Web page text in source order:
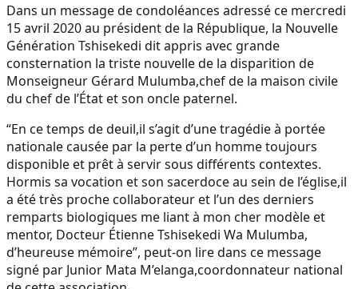
Dans un message de condoléances adressé ce mercredi
15 avril 2020 au président de la République, la Nouvelle
Génération Tshisekedi dit appris avec grande
consternation la triste nouvelle de la disparition de
Monseigneur Gérard Mulumba,chef de la maison civile
du chef de l’État et son oncle paternel.
“En ce temps de deuil,il s’agit d’une tragédie à portée
nationale causée par la perte d’un homme toujours
disponible et prêt à servir sous différents contextes.
Hormis sa vocation et son sacerdoce au sein de l’église,il
a été très proche collaborateur et l’un des derniers
remparts biologiques me liant à mon cher modèle et
mentor, Docteur Étienne Tshisekedi Wa Mulumba,
d’heureuse mémoire”, peut-on lire dans ce message
signé par Junior Mata M’elanga,coordonnateur national